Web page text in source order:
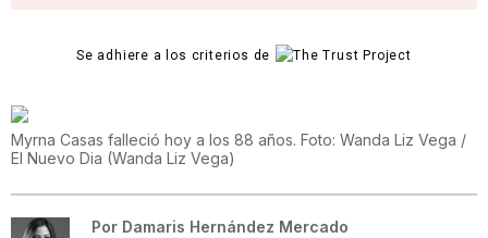
Se adhiere a los criterios de
Myrna Casas falleció hoy a los 88 años. Foto: Wanda Liz Vega /
El Nuevo Dia (Wanda Liz Vega)
Por Damaris Hernández Mercado